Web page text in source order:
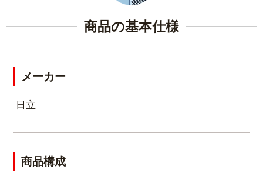
き配管に腐食に強く汚れにくいステンレスを採用し
ているので、清潔で長持ち！
商品の基本仕様
メーカー
日立
商品構成